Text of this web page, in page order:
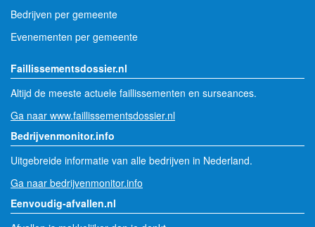
Bedrijven per gemeente
Evenementen per gemeente
Faillissementsdossier.nl
Altijd de meeste actuele faillissementen en surseances.
Ga naar www.faillissementsdossier.nl
Bedrijvenmonitor.info
Uitgebreide informatie van alle bedrijven in Nederland.
Ga naar bedrijvenmonitor.info
Eenvoudig-afvallen.nl